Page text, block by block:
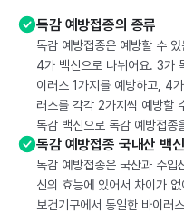
독감 예방접종의 종류
독감 예방접종은 예방할 수
4가 백신으로 나뉘어요. 3가
이러스 1가지를 예방하고, 4
러스를 각각 2가지씩 예방할
독감 백신으로 독감 예방접종
독감 예방접종 국내산 백
독감 예방접종은 국산과 수입
신의 효능에 있어서 차이가
보건기구에서 동일한 바이러